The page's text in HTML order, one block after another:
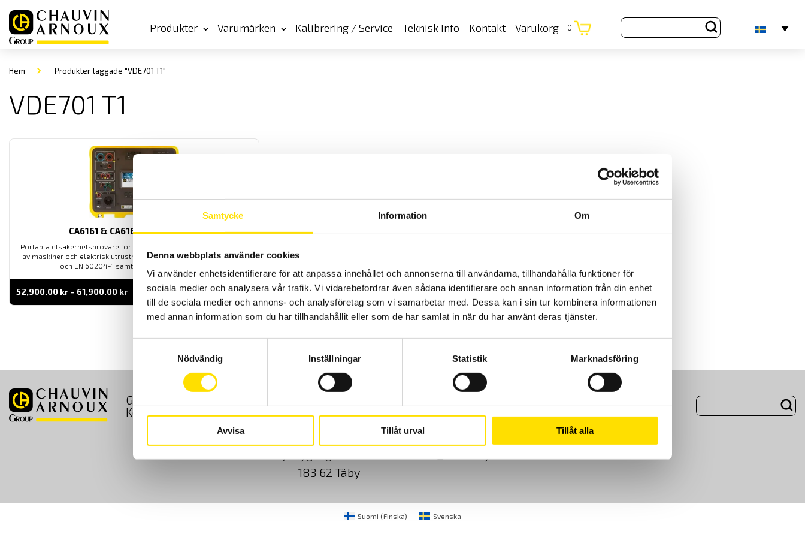
Samtycke Information Om
Denna webbplats använder cookies
Vi använder enhetsidentifierare för att anpassa innehållet och annonserna till användarna, tillhandahålla funktioner för
sociala medier och analysera vår trafik. Vi vidarebefordrar även sådana identifierare och annan information från din enhet
till de sociala medier och annons- och analysföretag som vi samarbetar med. Dessa kan i sin tur kombinera informationen
med annan information som du har tillhandahållit eller som de har samlat in när du har använt deras tjänster.
Nödvändig
Inställningar Statistik Marknadsföring
Avvisa Tillåt urval Tillåt alla
Produkter Varumärken Kalibrering / Service Teknisk Info Kontakt Varukorg 0
Hem Produkter taggade "VDE701 T1"
VDE701 T1
CA6161 & CA6163 Kombitester
Portabla elsäkerhetsprovare för att prova och verifiera säkerheten
av maskiner och elektrisk utrustning enligt lågspänningsdirektivet
och EN 60204-1 samt många andra normer.
52,900.00 kr – 61,900.00 krPrisintervall:
52,900.00 kr
till
61,900.00 kr
LÄS MER
GDPR
Kontakt
183 62 Täby
08-50 52 68 00
Suomi (Finska) Svenska